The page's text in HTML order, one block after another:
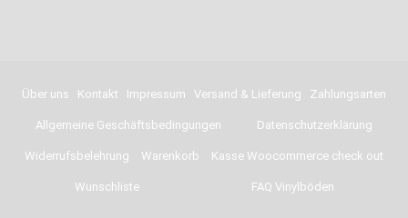
Über uns Kontakt Impressum Versand & Lieferung Zahlungsarten
Allgemeine Geschäftsbedingungen Datenschutzerklärung
Widerrufsbelehrung Warenkorb Kasse Woocommerce check out
Wunschliste FAQ Vinylböden